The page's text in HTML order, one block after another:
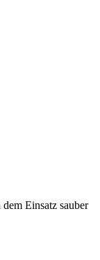
Einsatz sauber